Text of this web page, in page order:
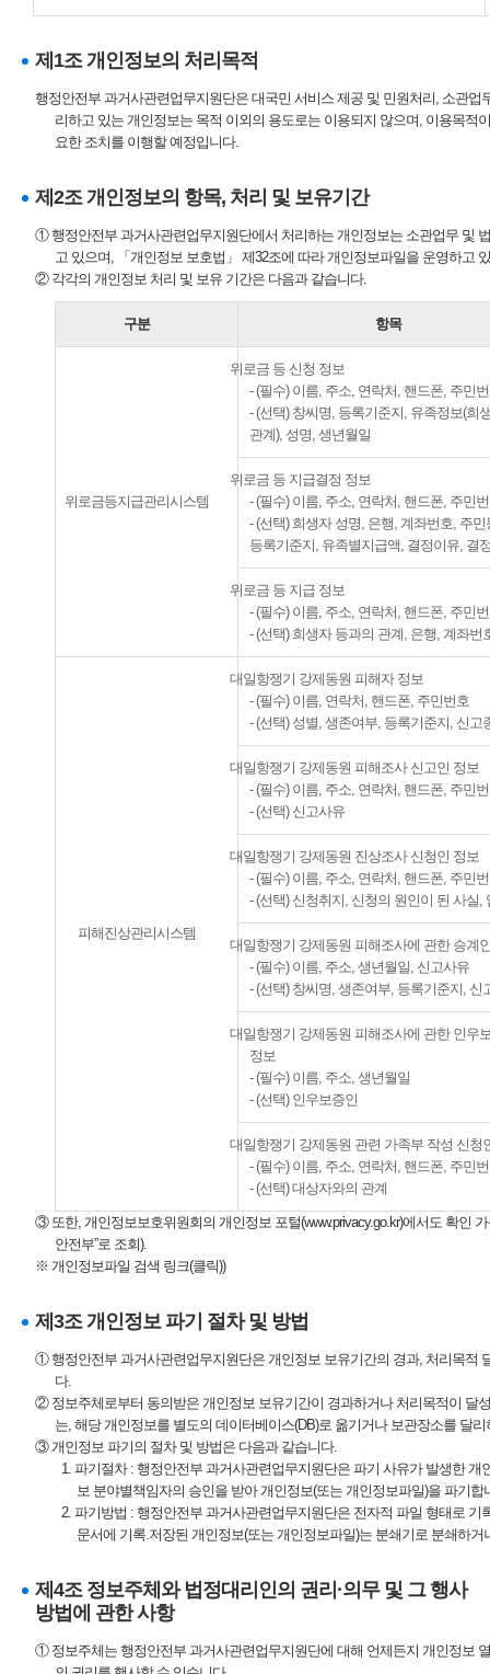
제1조 개인정보의 처리목적
행정안전부 과거사관련업무지원단은 대국민 서비스 제공 및 민원처리, 소관
리하고 있는 개인정보는 목적 이외의 용도로는 이용되지 않으며, 이용목
요한 조치를 이행할 예정입니다.
제2조 개인정보의 항목, 처리 및 보유기간
① 행정안전부 과거사관련업무지원단에서 처리하는 개인정보는 소관업무 및
고 있으며, 「개인정보 보호법」 제32조에 따라 개인정보파일을 운영하고
② 각각의 개인정보 처리 및 보유 기간은 다음과 같습니다.
구분 항목
위로금등지급관리시스템
위로금 등 신청 정보
- (필수) 이름, 주소, 연락처, 핸드폰, 주민
- (선택) 창씨명, 등록기준지, 유족정보(희
관계), 성명, 생년월일
위로금 등 지급결정 정보
- (필수) 이름, 주소, 연락처, 핸드폰, 주민
- (선택) 희생자 성명, 은행, 계좌번호, 주
등록기준지, 유족별지급액, 결정이유, 결
위로금 등 지급 정보
- (필수) 이름, 주소, 연락처, 핸드폰, 주민
- (선택) 희생자 등과의 관계, 은행, 계좌번
피해진상관리시스템
대일항쟁기 강제동원 피해자 정보
- (필수) 이름, 연락처, 핸드폰, 주민번호
- (선택) 성별, 생존여부, 등록기준지, 신고
대일항쟁기 강제동원 피해조사 신고인 정보
- (필수) 이름, 주소, 연락처, 핸드폰, 주민
- (선택) 신고사유
대일항쟁기 강제동원 진상조사 신청인 정보
- (필수) 이름, 주소, 연락처, 핸드폰, 주민
- (선택) 신청취지, 신청의 원인이 된 사실,
대일항쟁기 강제동원 피해조사에 관한 승계
- (필수) 이름, 주소, 생년월일, 신고사유
- (선택) 창씨명, 생존여부, 등록기준지, 신
대일항쟁기 강제동원 피해조사에 관한 인우
정보
- (필수) 이름, 주소, 생년월일
- (선택) 인우보증인
대일항쟁기 강제동원 관련 가족부 작성 신청
- (필수) 이름, 주소, 연락처, 핸드폰, 주민
- (선택) 대상자와의 관계
③ 또한, 개인정보보호위원회의 개인정보 포털(www.privacy.go.kr)에서도 확인
안전부”로 조회).
※ 개인정보파일 검색 링크(클릭))
제3조 개인정보 파기 절차 및 방법
① 행정안전부 과거사관련업무지원단은 개인정보 보유기간의 경과, 처리목적
다.
② 정보주체로부터 동의받은 개인정보 보유기간이 경과하거나 처리목적이 달
는, 해당 개인정보를 별도의 데이터베이스(DB)로 옮기거나 보관장소를 달
③ 개인정보 파기의 절차 및 방법은 다음과 같습니다.
1. 파기절차 : 행정안전부 과거사관련업무지원단은 파기 사유가 발생한
보 분야별책임자의 승인을 받아 개인정보(또는 개인정보파일)을 파기합
2. 파기방법 : 행정안전부 과거사관련업무지원단은 전자적 파일 형태로
문서에 기록.저장된 개인정보(또는 개인정보파일)는 분쇄기로 분쇄하거
제4조 정보주체와 법정대리인의 권리·의무 및 그 행사
방법에 관한 사항
① 정보주체는 행정안전부 과거사관련업무지원단에 대해 언제든지 개인정보